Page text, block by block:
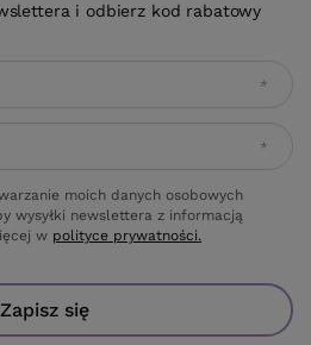
i odbierz kod rabatowy
moich danych osobowych
wysyłki newslettera z informacją
w polityce prywatności.
Zapisz się